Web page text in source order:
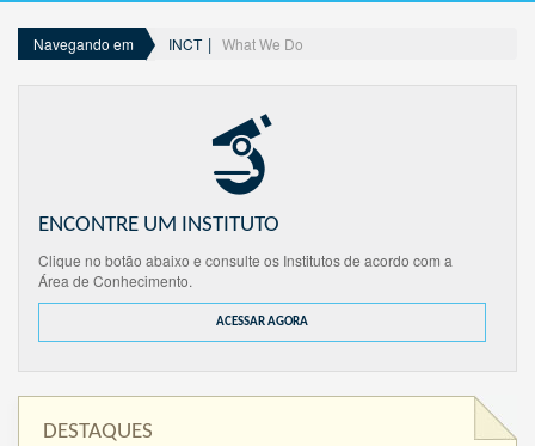
Navegando em INCT What We Do
ENCONTRE UM INSTITUTO
Clique no botão abaixo e consulte os Institutos de acordo com a
Área de Conhecimento.
ACESSAR AGORA
DESTAQUES